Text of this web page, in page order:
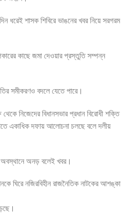
ধরেই শাসক শিবিরে ভাঙনের খবর নিয়ে সরগরম
কাছে জমা দেওয়ার প্রস্তুতি সম্পন্ন
সমীকরণও বদলে যেতে পারে।
নিজেদের বিধানসভার প্রধান বিরোধী শক্তি
একাধিক দফায় আলোচনা চলছে বলে দলীয়
অবস্থানে অনড় বলেই খবর।
ঘিরে নজিরবিহীন রাজনৈতিক নাটকের আশঙ্কা